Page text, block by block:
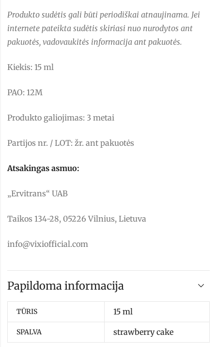
Produkto sudėtis gali būti periodiškai atnaujinama. Jei
internete pateikta sudėtis skiriasi nuo nurodytos ant
pakuotės, vadovaukitės informacija ant pakuotės.
Kiekis: 15 ml
PAO: 12M
Produkto galiojimas: 3 metai
Partijos nr. / LOT: žr. ant pakuotės
Atsakingas asmuo:
„Ervitrans“ UAB
Taikos 134-28, 05226 Vilnius, Lietuva
info@vixiofficial.com
Papildoma informacija
TŪRIS 15 ml
SPALVA strawberry cake